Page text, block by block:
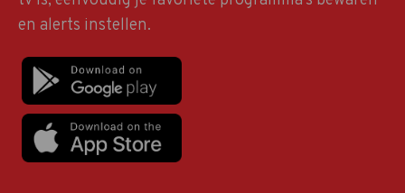
en alerts instellen.